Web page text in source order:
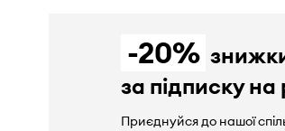
-20%
за підписку на
Приєднуйся до нашої